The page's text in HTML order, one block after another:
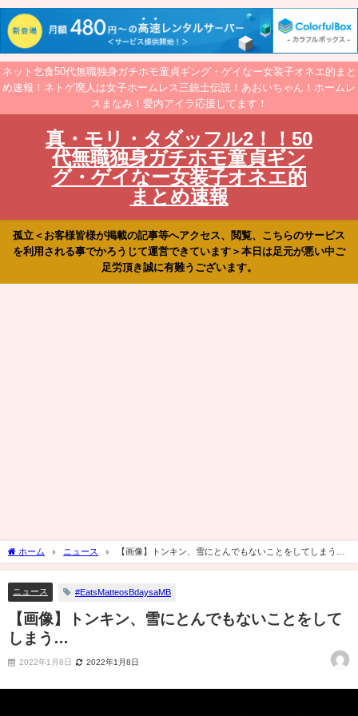
ネット乞食50代無職独身ガチホモ童貞ギング・ゲイなー女装子オネエ的まと
め速報！ネトゲ廃人は女子ホームレス三銃士伝説！あおいちゃん！ホームレ
スまなみ！愛内アイラ応援してます！
真・モリ・タダッフル2！！50
代無職独身ガチホモ童貞ギン
グ・ゲイなー女装子オネエ的
まとめ速報
孤立＜お客様皆様が掲載の記事等へアクセス、閲覧、こちらのサービス
を利用される事でかろうじて運営できています＞本日は足元が悪い中ご
足労頂き誠に有難うございます。
ホーム ニュース 【画像】トンキン、雪にとんでもないことをしてしまう…
ニュース #EatsMatteosBdaysaMB
【画像】トンキン、雪にとんでもないことをして
しまう…
2022年1月8日 2022年1月8日